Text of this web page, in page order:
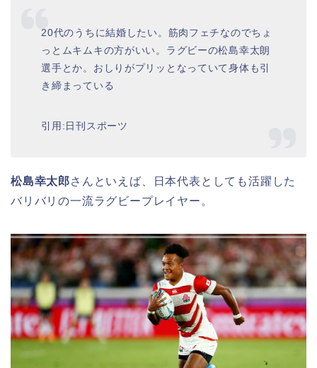
20代のうちに結婚したい。筋肉フェチなのでちょ
っとムキムキの方がいい。ラグビーの松島幸太朗
選手とか。おしりがプリッとなっていて身体も引
き締まっている
引用:日刊スポーツ
松島幸太郎さんといえば、日本代表としても活躍した
バリバリの一流ラグビープレイヤー。